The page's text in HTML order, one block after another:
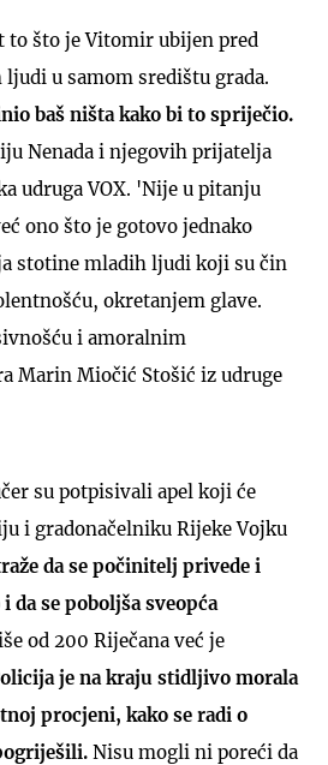
to što je Vitomir ubijen pred
u samom središtu grada.
baš ništa kako bi to spriječio.
Nenada i njegovih prijatelja
udruga VOX. 'Nije u pitanju
ono što je gotovo jednako
stotine mladih ljudi koji su čin
okretanjem glave.
i amoralnim
Marin Miočić Stošić iz udruge
su potpisivali apel koji će
i gradonačelniku Rijeke Vojku
da se počinitelj privede i
da se poboljša sveopća
od 200 Riječana već je
je na kraju stidljivo morala
procjeni, kako se radi o
Nisu mogli ni poreći da